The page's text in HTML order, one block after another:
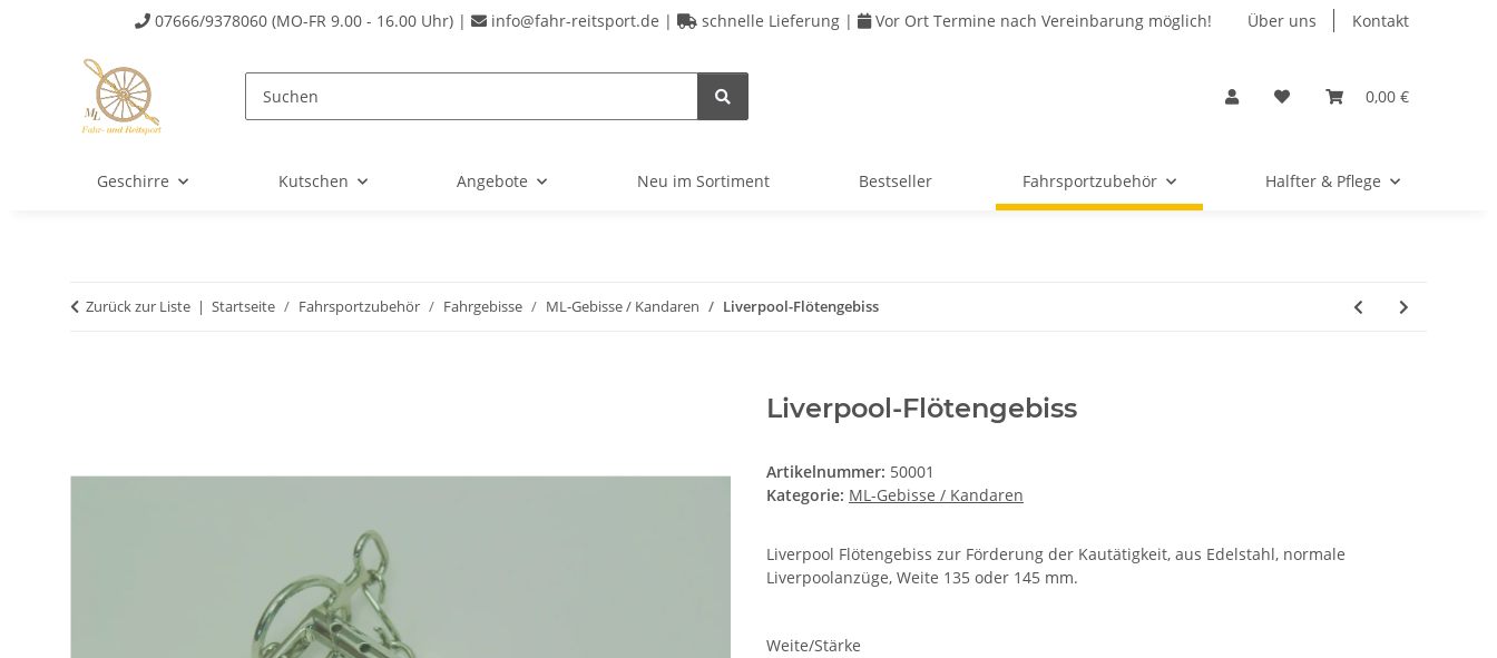
Über uns Kontakt
07666/9378060 (MO-FR 9.00 - 16.00 Uhr) | info@fahr-reitsport.de | schnelle Lieferung | Vor Ort Termine nach Vereinbarung möglich!
0,00 €
Geschirre Kutschen Angebote Neu im Sortiment Bestseller Fahrsportzubehör Halfter & Pflege
Zurück zur Liste Startseite Fahrsportzubehör Fahrgebisse ML-Gebisse / Kandaren Liverpool-Flötengebiss
Liverpool-Flötengebiss
Artikelnummer: 50001
Kategorie: ML-Gebisse / Kandaren
Liverpool Flötengebiss zur Förderung der Kautätigkeit, aus Edelstahl, normale
Liverpoolanzüge, Weite 135 oder 145 mm.
Weite/Stärke